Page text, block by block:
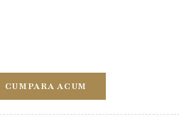
CUMPARA ACUM